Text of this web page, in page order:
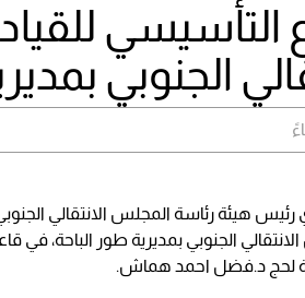
التأسيسي
الجنوبي
رئيس هيئة رئاسة المجلس الانتقالي
الجنوبي بمديرية طور الباحة، في
لحج د.فضل احمد هماش.